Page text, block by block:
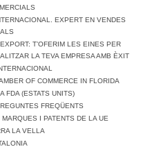
EXPERT EN VENDES
T’OFERIM LES EINES PER
LA TEVA EMPRESA AMB ÈXIT
OF COMMERCE IN FLORIDA
FDA (ESTATS UNITS)
FREQÜENTS
I PATENTS DE LA UE
LA VELLA